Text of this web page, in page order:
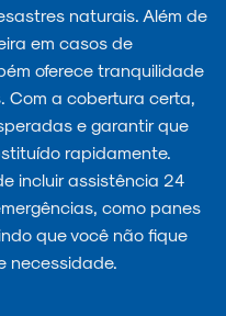
naturais. Além de
em casos de
oferece tranquilidade
Com a cobertura certa,
e garantir que
rapidamente.
incluir assistência 24
como panes
que você não fique
necessidade.